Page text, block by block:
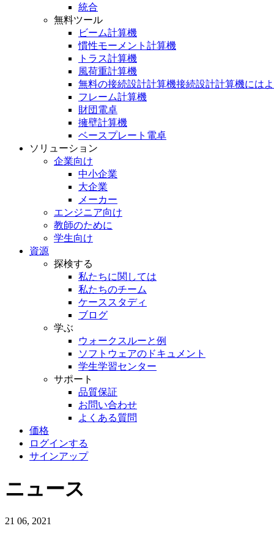
統合
無料ツール
ビーム計算機
慣性モーメント計算機
トラス計算機
風荷重計算機
無料の接続設計計算機接続設計計算機には
フレーム計算機
財団電卓
擁壁計算機
ベースプレート電卓
ソリューション
企業向け
中小企業
大企業
メーカー
エンジニア向け
教師のために
学生向け
資源
探検する
私たちに関しては
私たちのチーム
ケーススタディ
ブログ
学ぶ
ウォークスルーと例
ソフトウェアのドキュメント
学生学習センター
サポート
品質保証
お問い合わせ
よくある質問
価格
ログインする
サインアップ
ニュース
21 06, 2021